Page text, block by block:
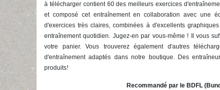
à télécharger contient 60 des meilleurs exercices
et composé cet entraînement en collaboration avec une
d'exercices très claires, combinées à d'excellents
entraînement quotidien. Jugez-en par vous-même ! Il vous
votre panier. Vous trouverez également d'autres
d'entraînement adaptés dans notre boutique. Des
produits!
Recommandé par le BDFL